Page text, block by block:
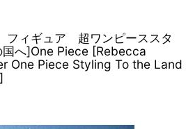
ィギュア 超ワンピーススタ
へ]One Piece [Rebecca
Piece Styling To the Land